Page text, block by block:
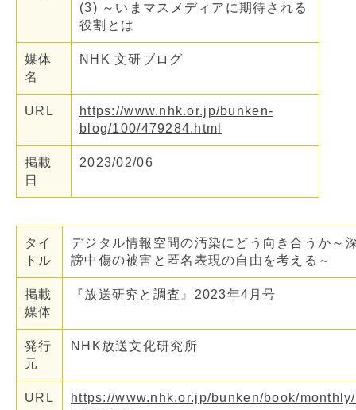
(3) ～いまマスメディアに期待される
役割とは
媒体
名
NHK 文研ブログ
URL
https://www.nhk.or.jp/bunken-
blog/100/479284.html
掲載
日
2023/02/06
タイ
トル
デジタル情報空間の汚染にどう向き合うか～
謗中傷の被害と匿名表現の自由を考える～
掲載
媒体
『放送研究と調査』2023年4月号
発行
元
NHK放送文化研究所
URL
https://www.nhk.or.jp/bunken/book/